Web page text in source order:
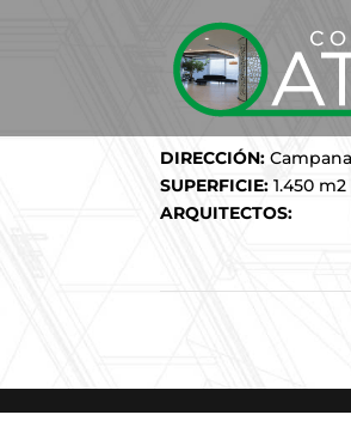
DIRECCIÓN:
SUPERFICIE: 1.450 m2
ARQUITECTOS: